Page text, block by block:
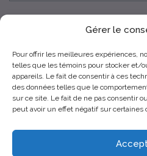
Gérer le
Pour offrir les meilleures expériences,
telles que les témoins pour stocker et/
appareils. Le fait de consentir à ces
des données telles que le
sur ce site. Le fait de ne pas consentir
peut avoir un effet négatif sur certaines